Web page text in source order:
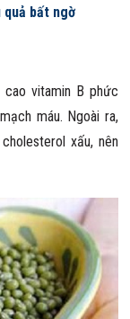
quả bất ngờ
vitamin B phức
máu. Ngoài ra,
xấu, nên